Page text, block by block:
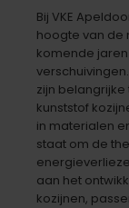
Bij VKE
hoogte van de
komende
zijn
kunststof
in materialen
staat om de
aan het
kozijnen,